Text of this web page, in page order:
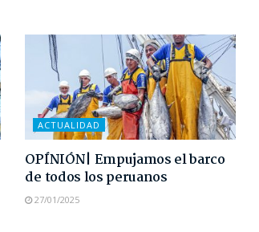
ACTUALIDAD
OPÍNIÓN| Empujamos el barco
de todos los peruanos
27/01/2025